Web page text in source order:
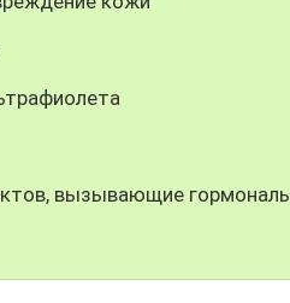
вызывающие